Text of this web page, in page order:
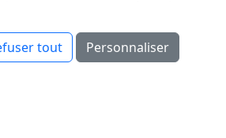
tout Personnaliser